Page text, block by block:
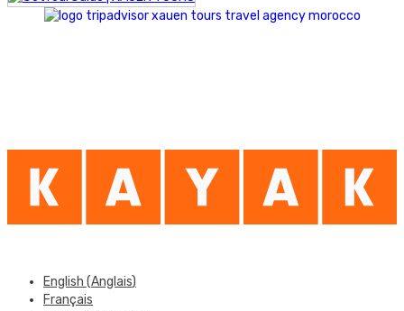
English (Anglais)
Français